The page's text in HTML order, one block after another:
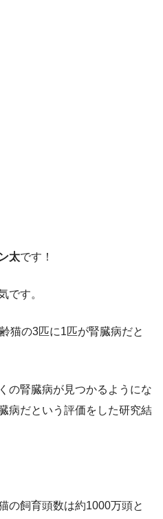
太です！
です。
猫の3匹に1匹が腎臓病だと
の腎臓病が見つかるようにな
病だという評価をした研究結
の飼育頭数は約1000万頭と